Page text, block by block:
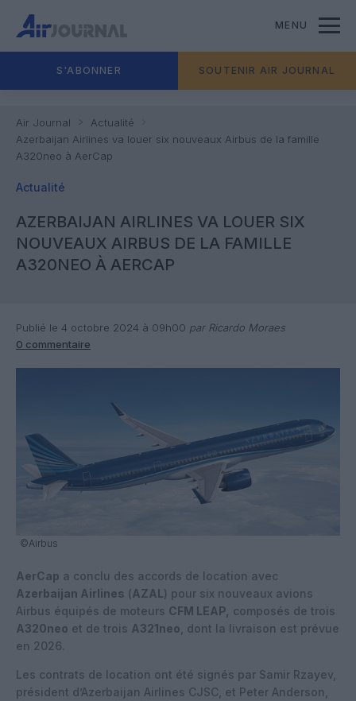
MENU
S'ABONNER SOUTENIR AIR JOURNAL
Air Journal
Actualité
Azerbaijan Airlines va louer six nouveaux Airbus de la famille
A320neo à AerCap
Actualité
AZERBAIJAN AIRLINES VA LOUER SIX
NOUVEAUX AIRBUS DE LA FAMILLE
A320NEO À AERCAP
Publié le 4 octobre 2024 à 09h00 par Ricardo Moraes
0 commentaire
©Airbus
AerCap a conclu des accords de location avec
Azerbaijan Airlines (AZAL) pour six nouveaux avions
Airbus équipés de moteurs CFM LEAP, composés de trois
A320neo et de trois A321neo , dont la livraison est prévue
en 2026.
Les contrats de location ont été signés par Samir Rzayev,
président d’Azerbaijan Airlines CJSC, et Peter Anderson,